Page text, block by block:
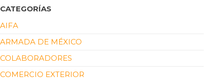
CATEGORÍAS
AIFA
ARMADA DE MÉXICO
COLABORADORES
COMERCIO EXTERIOR